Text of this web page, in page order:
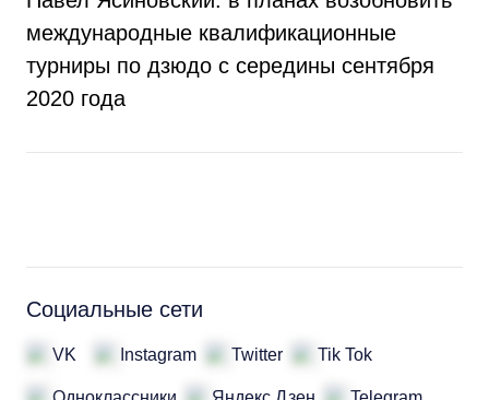
международные квалификационные
турниры по дзюдо с середины сентября
2020 года
Социальные сети
VK Instagram Twitter Tik Tok